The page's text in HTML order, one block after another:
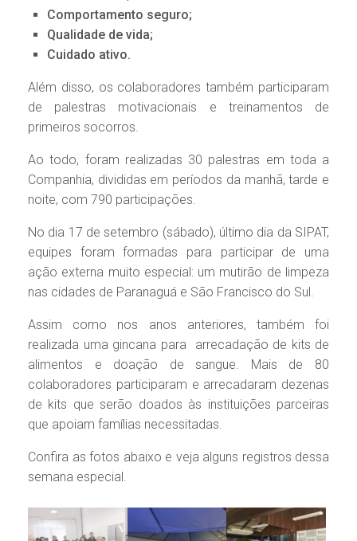
Comportamento seguro;
Qualidade de vida;
Cuidado ativo.
Além disso, os colaboradores também participaram
de palestras motivacionais e treinamentos de
primeiros socorros.
Ao todo, foram realizadas 30 palestras em toda a
Companhia, divididas em períodos da manhã, tarde e
noite, com 790 participações.
No dia 17 de setembro (sábado), último dia da SIPAT,
equipes foram formadas para participar de uma
ação externa muito especial: um mutirão de limpeza
nas cidades de Paranaguá e São Francisco do Sul.
Assim como nos anos anteriores, também foi
realizada uma gincana para arrecadação de kits de
alimentos e doação de sangue. Mais de 80
colaboradores participaram e arrecadaram dezenas
de kits que serão doados às instituições parceiras
que apoiam famílias necessitadas.
Confira as fotos abaixo e veja alguns registros dessa
semana especial.